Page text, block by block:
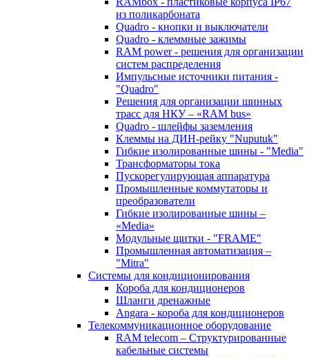
из поликарбоната
Quadro - кнопки и выключатели
Quadro - клеммные зажимы
RAM power - решения для организации
систем распределения
Импульсные источники питания -
"Quadro"
Решения для организации шинных
трасс для НКУ – «RAM bus»
Quadro - шлейфы заземления
Клеммы на ДИН-рейку "Nuputuk"
Гибкие изолированные шины - "Media"
Трансформаторы тока
Пускорегулирующая аппаратура
Промышленные коммутаторы и
преобразователи
Гибкие изолированные шины –
«Media»
Модульные щитки - "FRAME"
Промышленная автоматизация –
"Mitra"
Системы для кондиционирования
Короба для кондиционеров
Шланги дренажные
Angara - короба для кондиционеров
Телекоммуникационное оборудование
RAM telecom – Структурированные
кабельные системы